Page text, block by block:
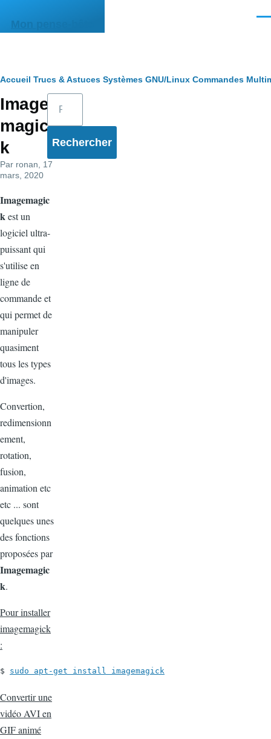
Mon pense-bête
Fil
d'Ariane
Accueil Trucs & Astuces Systèmes GNU/Linux Commandes
Image
magic
k
Par ronan , 17
mars, 2020
Imagemagic
kest un
logiciel ultra-
puissant qui
s'utilise en
ligne de
commande et
qui permet de
manipuler
quasiment
tous les types
d'images.
Convertion,
redimensionn
ement,
rotation,
fusion,
animation etc
etc ... sont
quelques unes
des fonctions
proposées par
Imagemagic
k.
Pour installer
imagemagick
:
$ sudo apt-get install imagemagick
Convertir une
vidéo AVI en
GIF animé